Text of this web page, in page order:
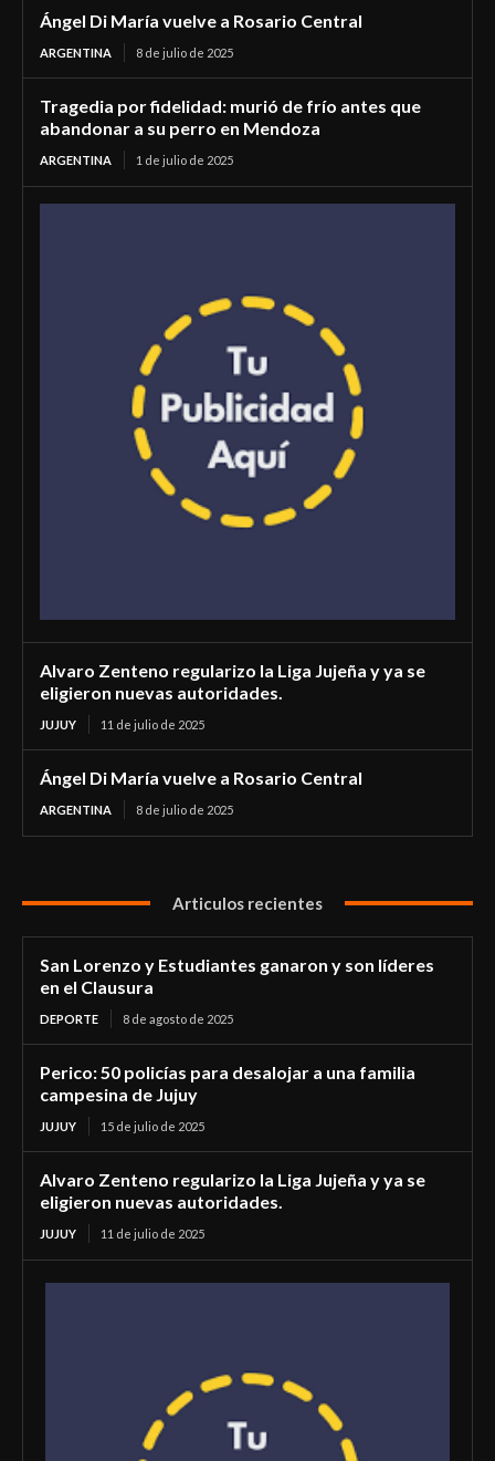
Ángel Di María vuelve a Rosario Central
ARGENTINA 8 de julio de 2025
Tragedia por fidelidad: murió de frío antes que
abandonar a su perro en Mendoza
ARGENTINA 1 de julio de 2025
Alvaro Zenteno regularizo la Liga Jujeña y ya se
eligieron nuevas autoridades.
JUJUY 11 de julio de 2025
Ángel Di María vuelve a Rosario Central
ARGENTINA 8 de julio de 2025
Articulos recientes
San Lorenzo y Estudiantes ganaron y son líderes
en el Clausura
DEPORTE 8 de agosto de 2025
Perico: 50 policías para desalojar a una familia
campesina de Jujuy
JUJUY 15 de julio de 2025
Alvaro Zenteno regularizo la Liga Jujeña y ya se
eligieron nuevas autoridades.
JUJUY 11 de julio de 2025